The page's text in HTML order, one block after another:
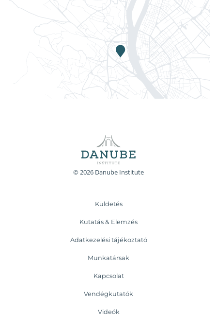
© 2026 Danube Institute
Küldetés
Kutatás & Elemzés
Adatkezelési tájékoztató
Munkatársak
Kapcsolat
Vendégkutatók
Videók